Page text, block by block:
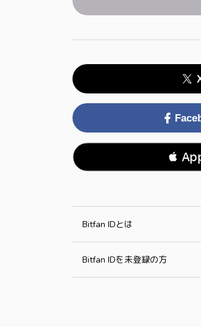

Bitfan IDとは
Bitfan IDを未登録の方